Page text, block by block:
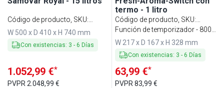
Código de producto, SKU:
SWROBE15
W 500 x D 410 x H 740 mm
Con existencias: 3 - 6 Días
1.052,99 €*
PVPR 2.048,99 €
termo - 1 litro
Código de producto, SKU:
KMFTBE1
Función de temporizador - 800
vatios
W 217 x D 167 x H 328 mm
Con existencias: 3 - 6 Días
63,99 €*
PVPR83,99 €